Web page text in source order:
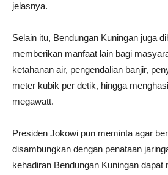
jelasnya.
Selain itu, Bendungan Kuningan juga
memberikan manfaat lain bagi
ketahanan air, pengendalian banjir,
meter kubik per detik, hingga
megawatt.
Presiden Jokowi pun meminta agar
disambungkan dengan penataan
kehadiran Bendungan Kuningan